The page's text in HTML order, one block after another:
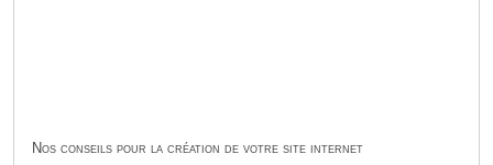
Nos conseils pour la création de votre site internet